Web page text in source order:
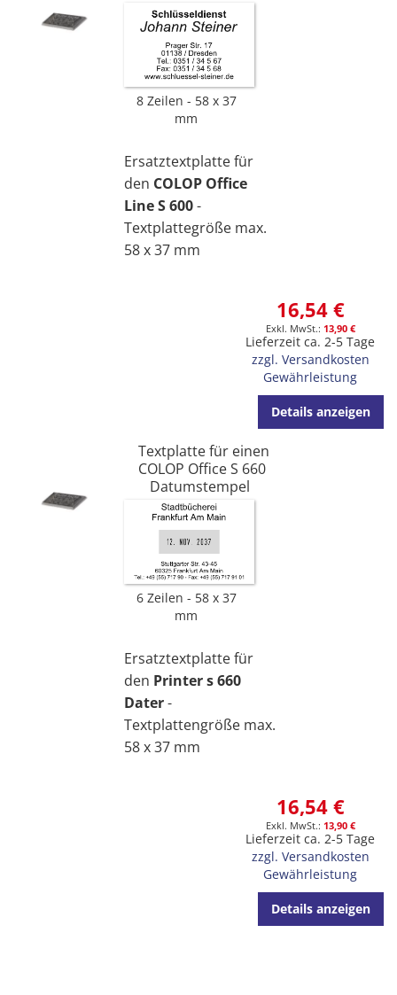
8 Zeilen
58 x 37
mm
Ersatztextplatte für
den COLOP Office
Line S 600-
Textplattegröße max.
58 x 37 mm
16,54 €
13,90 €
Lieferzeit ca. 2-5 Tage
zzgl. Versandkosten
Gewährleistung
Details anzeigen
Textplatte für einen
COLOP Office S 660
Datumstempel
6 Zeilen
58 x 37
mm
Ersatztextplatte für
den Printer s 660
Dater-
Textplattengröße max.
58 x 37 mm
16,54 €
13,90 €
Lieferzeit ca. 2-5 Tage
zzgl. Versandkosten
Gewährleistung
Details anzeigen